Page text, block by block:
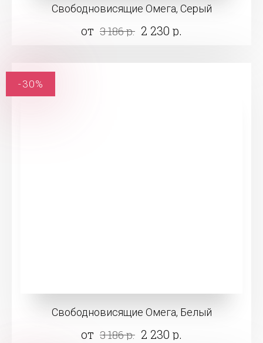
Свободновисящие Омега, Серый
от 3 186 р. 2 230 р.
Свободновисящие Омега, Белый
от 3 186 р. 2 230 р.
-30%